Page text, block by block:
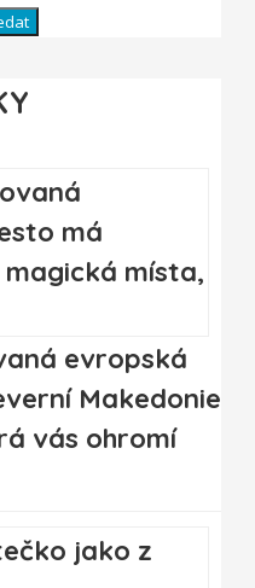
evropská
Makedonie
vás ohromí